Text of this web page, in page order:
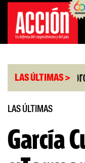
Saltar
contenido
LAS ÚLTIMAS >
| China
LAS ÚLTIMAS
García